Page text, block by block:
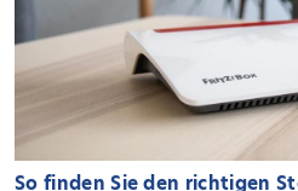
So finden Sie den richtigen